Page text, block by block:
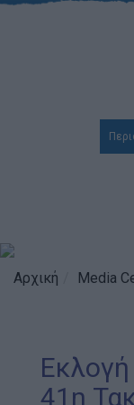
Προσκοπισμός
Χορηγοί &
Βραβεία &
Αρχική Media
41η